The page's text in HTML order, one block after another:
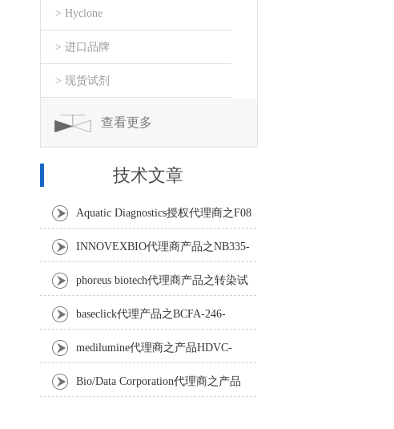
> Hyclone
> 进口品牌
> 现货试剂
查看更多
技术文章
Aquatic Diagnostics授权代理商之F08
Anti-Turbot IgM monoclonal antibody
INNOVEXBIO代理商产品之NB335-
60-60ML Fc Receptor Blocker – Azide-Free
phoreus biotech代理商产品之转染试
剂BAPtofect-25 5mg kit
baseclick代理产品之BCFA-246-
5mg，Tri-β-GalNAc-PEG3-Azide
medilumine代理商之产品HDVC-
121，Fenestra HDVC动物CT造影剂
Bio/Data Corporation代理商之产品